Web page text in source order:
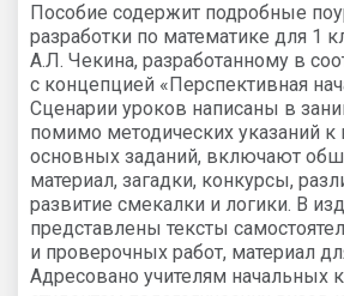
Пособие содержит подробные
разработки по математике для 1
А.Л. Чекина, разработанному в
с концепцией «Перспективная
Сценарии уроков написаны в
помимо методических указаний
основных заданий, включают
материал, загадки, конкурсы,
развитие смекалки и логики. В
представлены тексты
и проверочных работ, материал
Адресовано учителям начальных